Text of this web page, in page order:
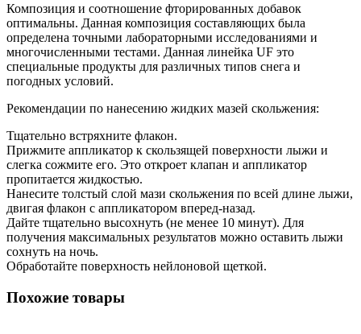
Композиция и соотношение фторированных добавок
оптимальны. Данная композиция составляющих была
определена точными лабораторными исследованиями и
многочисленными тестами. Данная линейка UF это
специальные продукты для различных типов снега и
погодных условий.
Рекомендации по нанесению жидких мазей скольжения:
Тщательно встряхните флакон.
Прижмите аппликатор к скользящей поверхности лыжи и
слегка сожмите его. Это откроет клапан и аппликатор
пропитается жидкостью.
Нанесите толстый слой мази скольжения по всей длине лыжи,
двигая флакон с аппликатором вперед-назад.
Дайте тщательно высохнуть (не менее 10 минут). Для
получения максимальных результатов можно оставить лыжи
сохнуть на ночь.
Обработайте поверхность нейлоновой щеткой.
Похожие товары